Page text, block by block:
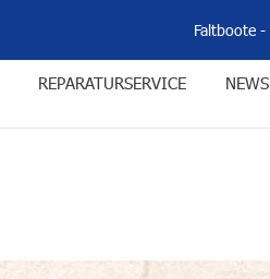
Faltboote-
REPARATURSERVICE NEWS